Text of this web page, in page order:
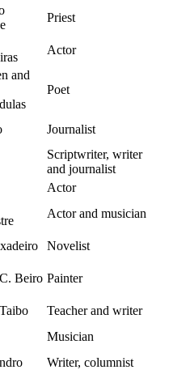
Priest
Actor
and
Poet
Journalist
Scriptwriter, writer
and journalist
Actor
Actor and musician
Novelist
Beiro Painter
Teacher and writer
Musician
Writer, columnist